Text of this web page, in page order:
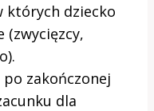
których dziecko
(zwycięzcy,
po zakończonej
dla